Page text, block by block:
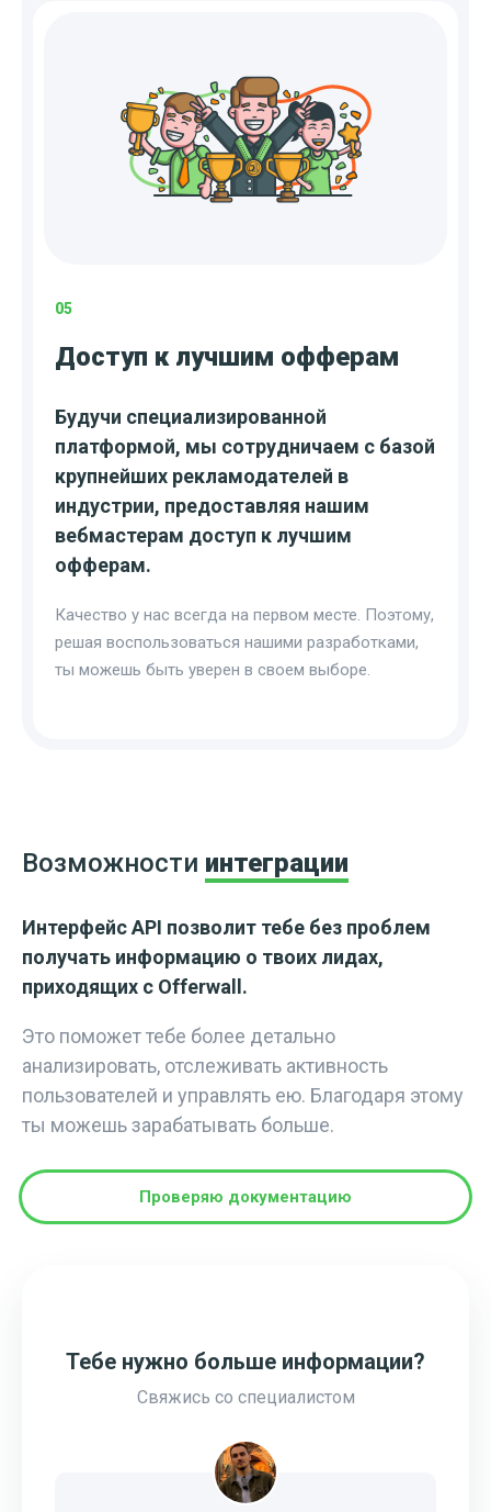
05
Доступ к лучшим офферам
Будучи специализированной
платформой, мы сотрудничаем с базой
крупнейших рекламодателей в
индустрии, предоставляя нашим
вебмастерам доступ к лучшим
офферам.
Качество у нас всегда на первом месте. Поэтому,
решая воспользоваться нашими разработками,
ты можешь быть уверен в своем выборе.
Возможности интеграции
Интерфейс API позволит тебе без проблем
получать информацию о твоих лидах,
приходящих с Offerwall.
Это поможет тебе более детально
анализировать, отслеживать активность
пользователей и управлять ею. Благодаря этому
ты можешь зарабатывать больше.
Проверяю документацию
Тебе нужно больше информации?
Свяжись со специалистом